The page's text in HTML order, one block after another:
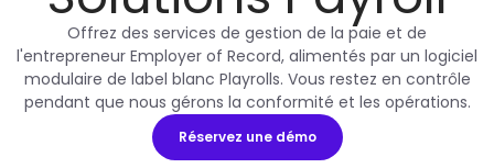
Offrez des services de gestion de la paie et de
l'entrepreneur Employer of Record, alimentés par un logiciel
modulaire de label blanc Playrolls. Vous restez en contrôle
pendant que nous gérons la conformité et les opérations.
Réservez une démo